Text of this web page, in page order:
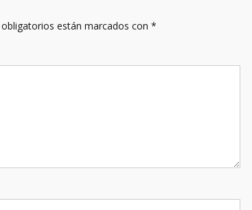
están marcados con *